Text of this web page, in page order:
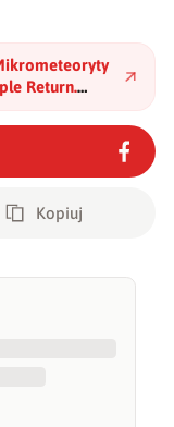
Return.
Kopiuj